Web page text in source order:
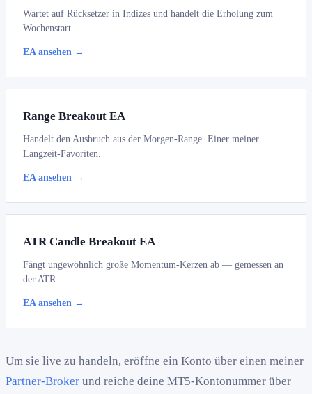
Wartet auf Rücksetzer in Indizes und handelt die Erholung zum
Wochenstart.
EA ansehen →
Range Breakout EA
Handelt den Ausbruch aus der Morgen-Range. Einer meiner
Langzeit-Favoriten.
EA ansehen →
ATR Candle Breakout EA
Fängt ungewöhnlich große Momentum-Kerzen ab — gemessen an
der ATR.
EA ansehen →
Um sie live zu handeln, eröffne ein Konto über einen meiner
Partner-Broker und reiche deine MT5-Kontonummer über